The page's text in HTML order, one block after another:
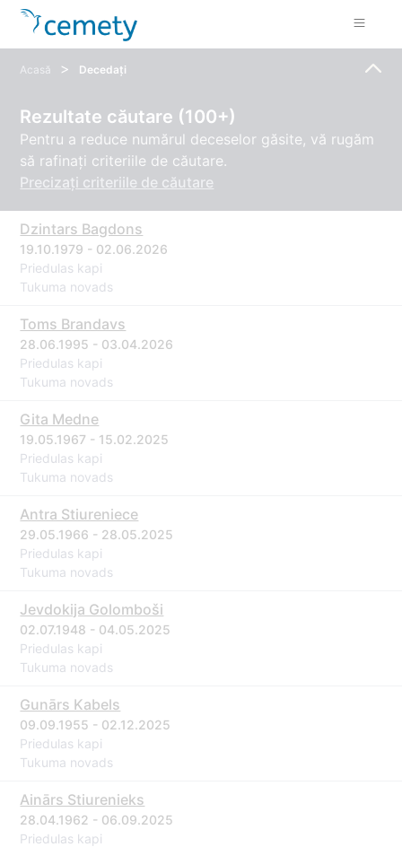
Acasă > Decedați
Rezultate căutare (100+)
Pentru a reduce numărul deceselor găsite, vă rugăm
să rafinați criteriile de căutare.
Precizați criteriile de căutare
Dzintars Bagdons
19.10.1979 - 02.06.2026
Priedulas kapi
Tukuma novads
Toms Brandavs
28.06.1995 - 03.04.2026
Priedulas kapi
Tukuma novads
Gita Medne
19.05.1967 - 15.02.2025
Priedulas kapi
Tukuma novads
Antra Stiureniece
29.05.1966 - 28.05.2025
Priedulas kapi
Tukuma novads
Jevdokija Golomboši
02.07.1948 - 04.05.2025
Priedulas kapi
Tukuma novads
Gunārs Kabels
09.09.1955 - 02.12.2025
Priedulas kapi
Tukuma novads
Ainārs Stiurenieks
28.04.1962 - 06.09.2025
Priedulas kapi